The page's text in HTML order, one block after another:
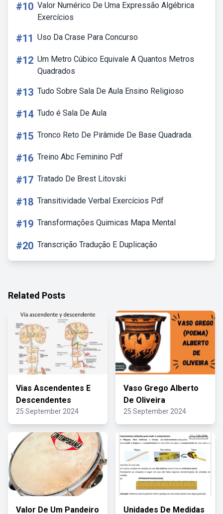
#10 Valor Numérico De Uma Expressão Algébrica
Exercícios
#11 Uso Da Crase Para Concurso
#12 Um Metro Cúbico Equivale A Quantos Metros
Quadrados
#13 Tudo Sobre Sala De Aula Ensino Religioso
#14 Tudo é Sala De Aula
#15 Tronco Reto De Pirâmide De Base Quadrada.
#16 Treino Abc Feminino Pdf
#17 Tratado De Brest Litovski
#18 Transitividade Verbal Exercícios Pdf
#19 Transformações Quimicas Mapa Mental
#20 Transcrição Tradução E Duplicação
Related Posts
Vias Ascendentes E
Descendentes
25 September 2024
Vaso Grego Alberto
De Oliveira
25 September 2024
Valor De Um Pandeiro Unidades De Medidas